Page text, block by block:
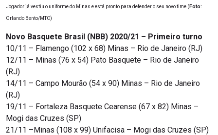
Jogador já vestiu o uniforme do Minas e está pronto para defender o seu novo time ( Foto:
Orlando Bento/MTC)
Novo Basquete Brasil (NBB) 2020/21 – Primeiro turno
10/11 – Flamengo (102 x 68) Minas – Rio de Janeiro (RJ)
12/11 – Minas (76 x 54) Pato Basquete – Rio de Janeiro
(RJ)
14/11 – Campo Mourão (54 x 90) Minas – Rio de Janeiro
(RJ)
19/11 – Fortaleza Basquete Cearense (67 x 82) Minas –
Mogi das Cruzes (SP)
21/11 –Minas (108 x 99) Unifacisa – Mogi das Cruzes (SP)